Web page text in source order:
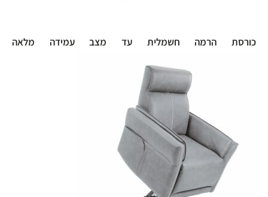
כורסת הרמה חשמלית עד מצב עמידה מלאה